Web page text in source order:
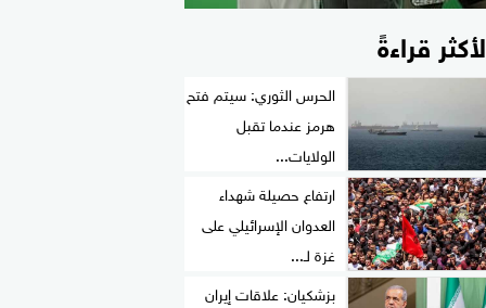
قراءةً
الحرس الثوري: سيتم فتح
هرمز عندما تقبل
الولايات...
ارتفاع حصيلة شهداء
العدوان الإسرائيلي على
غزة لـ...
بزشكيان: علاقات إيران